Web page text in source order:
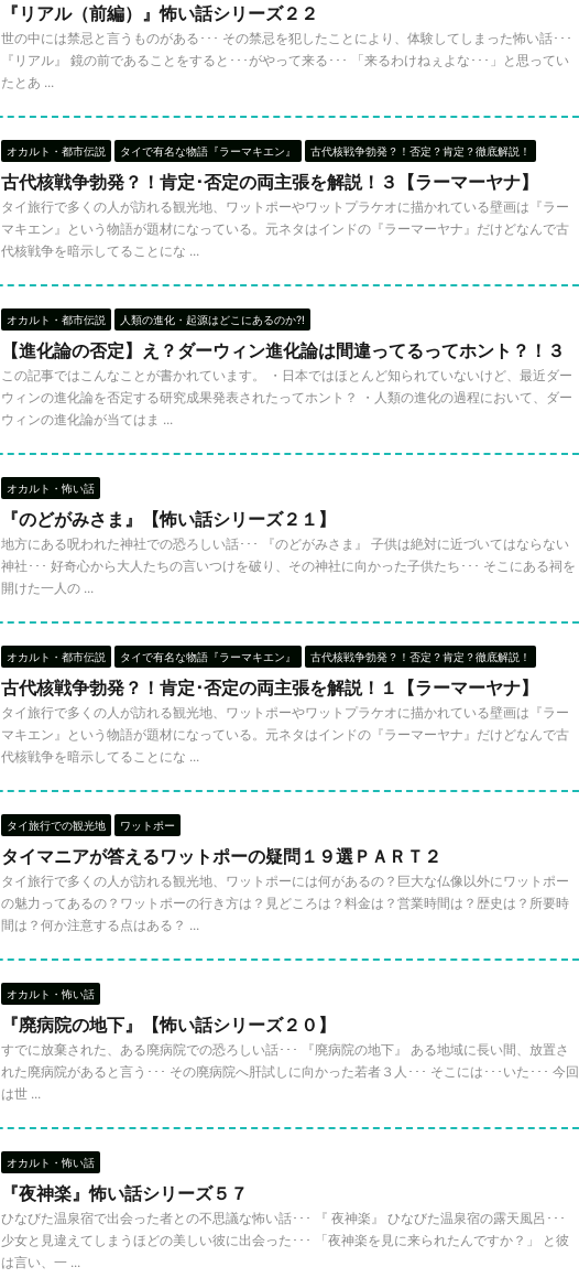
『リアル（前編）』怖い話シリーズ２２
世の中には禁忌と言うものがある･･･ その禁忌を犯したことにより、体験してしまった怖い話･･･
『リアル』 鏡の前であることをすると･･･がやって来る･･･ 「来るわけねぇよな･･･」と思ってい
たとあ ...
オカルト・都市伝説 タイで有名な物語『ラーマキエン』 古代核戦争勃発？！否定？肯定？徹底解説！
古代核戦争勃発？！肯定･否定の両主張を解説！３【ラーマーヤナ】
タイ旅行で多くの人が訪れる観光地、ワットポーやワットプラケオに描かれている壁画は『ラー
マキエン』という物語が題材になっている。元ネタはインドの『ラーマーヤナ』だけどなんで古
代核戦争を暗示してることにな ...
オカルト・都市伝説 人類の進化・起源はどこにあるのか?!
【進化論の否定】え？ダーウィン進化論は間違ってるってホント？！３
この記事ではこんなことが書かれています。 ・日本ではほとんど知られていないけど、最近ダー
ウィンの進化論を否定する研究成果発表されたってホント？ ・人類の進化の過程において、ダー
ウィンの進化論が当てはま ...
オカルト・怖い話
『のどがみさま』【怖い話シリーズ２１】
地方にある呪われた神社での恐ろしい話･･･ 『のどがみさま』 子供は絶対に近づいてはならない
神社･･･ 好奇心から大人たちの言いつけを破り、その神社に向かった子供たち･･･ そこにある祠を
開けた一人の ...
オカルト・都市伝説 タイで有名な物語『ラーマキエン』 古代核戦争勃発？！否定？肯定？徹底解説！
古代核戦争勃発？！肯定･否定の両主張を解説！１【ラーマーヤナ】
タイ旅行で多くの人が訪れる観光地、ワットポーやワットプラケオに描かれている壁画は『ラー
マキエン』という物語が題材になっている。元ネタはインドの『ラーマーヤナ』だけどなんで古
代核戦争を暗示してることにな ...
タイ旅行での観光地 ワットポー
タイマニアが答えるワットポーの疑問１９選ＰＡＲＴ２
タイ旅行で多くの人が訪れる観光地、ワットポーには何があるの？巨大な仏像以外にワットポー
の魅力ってあるの？ワットポーの行き方は？見どころは？料金は？営業時間は？歴史は？所要時
間は？何か注意する点はある？ ...
オカルト・怖い話
『廃病院の地下』【怖い話シリーズ２０】
すでに放棄された、ある廃病院での恐ろしい話･･･ 『廃病院の地下』 ある地域に長い間、放置さ
れた廃病院があると言う･･･ その廃病院へ肝試しに向かった若者３人･･･ そこには･･･いた･･･ 今回
は世 ...
オカルト・怖い話
『夜神楽』怖い話シリーズ５７
ひなびた温泉宿で出会った者との不思議な怖い話･･･ 『 夜神楽』 ひなびた温泉宿の露天風呂･･･
少女と見違えてしまうほどの美しい彼に出会った･･･ 「夜神楽を見に来られたんですか？」 と彼
は言い、一 ...